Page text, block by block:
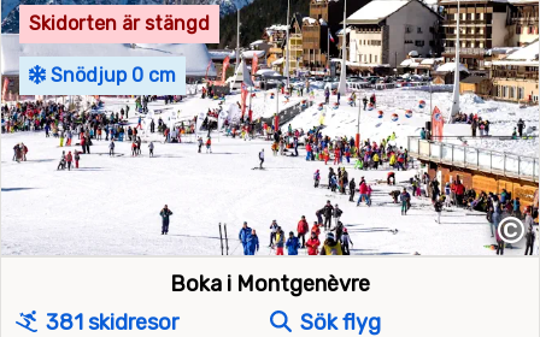
Skidorten är stängd
Snödjup 0 cm
©
Boka i Montgenèvre
381 skidresor
Sök flyg